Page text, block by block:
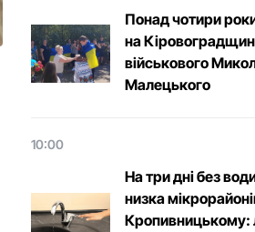
Понад чотири
на
військового
Малецькoгo
10:00
На три дні без
низка
Кропивницькому: